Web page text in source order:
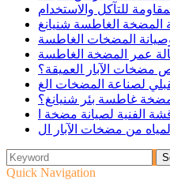
المضخة الغاطسة شنيانغ
المضخات الغاطسة
عمر المضخة الغاطسة
الآبار العميقة؟
غاطسة بئر شنيانغ؟
Quick Navigation